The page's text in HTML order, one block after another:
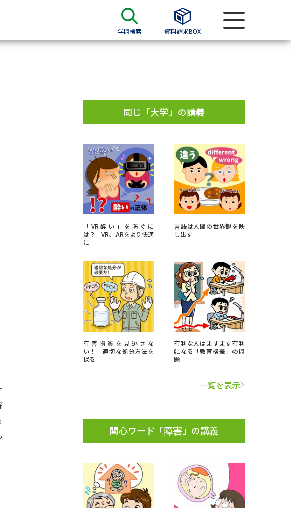
学問検索 資料請求BOX
種類から請求
パンフ
過去問題集
留学・進学関連、塾・予備校
験上の配慮案内」の請求
小学校教員資格認定試験
大学検索
特徴を調べる
特集
タート号特集ページ（高3生用）
ージ（高2生用）
同じ「大学」の講義
「VR酔い」を防ぐに
は？ VR、ARをより快適
に
言語は人間の世界観を映
し出す
有害物質を見逃さな
い！ 適切な処分方法を
探る
有利な人はますます有利
になる「教育格差」の問
題
一覧を表示
関心ワード「障害」の講義